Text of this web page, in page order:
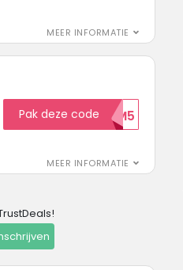
MEER INFORMATIE
MEER INFORMATIE
Pak deze codeWELKOM5